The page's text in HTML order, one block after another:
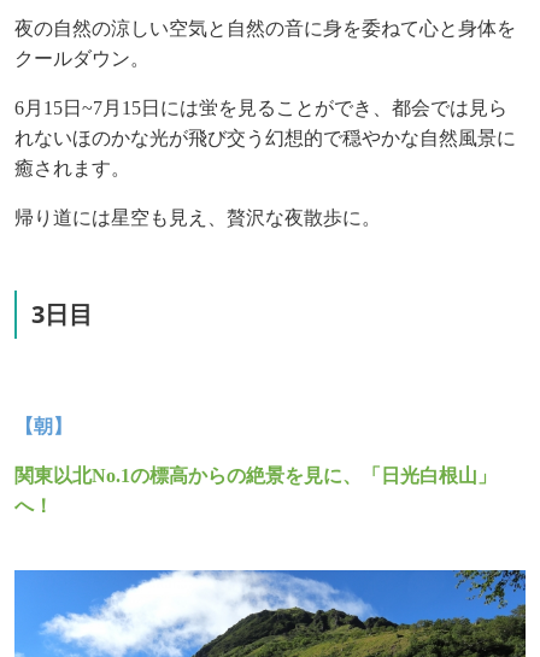
夜の自然の涼しい空気と自然の音に身を委ねて心と身体を
クールダウン。
6月 15日 ~7月 15日には蛍を見ることができ、都会では見ら
れないほのかな光が飛び交う 幻想的で穏やかな自然風景に
癒されます。
帰り道には星空も見え、贅沢な夜散歩に。
3日目
【朝】
関東以北No.1の標高からの絶景を見に、「日光白根山」
へ！